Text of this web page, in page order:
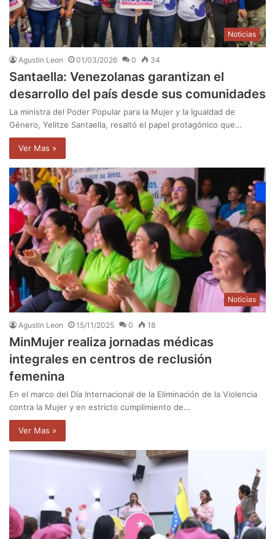
Noticias
Agustin Leon 01/03/2026 0 34
Santaella: Venezolanas garantizan el
desarrollo del país desde sus comunidades
La ministra del Poder Popular para la Mujer y la Igualdad de
Género, Yelitze Santaella, resaltó el papel protagónico que…
Ver Mas »
Noticias
Agustin Leon 15/11/2025 0 18
MinMujer realiza jornadas médicas
integrales en centros de reclusión
femenina
En el marco del Día Internacional de la Eliminación de la Violencia
contra la Mujer y en estricto cumplimiento de…
Ver Mas »